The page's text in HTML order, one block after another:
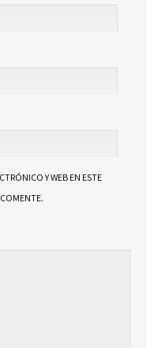
Y WEB EN ESTE